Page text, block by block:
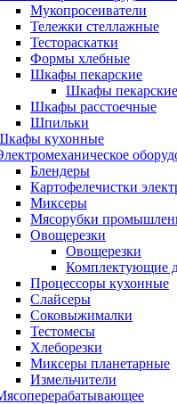
Мукопросеиватели
Тележки стеллажные
Тестораскатки
Формы хлебные
Шкафы пекарские
Шкафы пекарские
Шкафы расстоечные
Шпильки
кухонные
Блендеры
Картофелечистки
Миксеры
Мясорубки
Овощерезки
Овощерезки
Комплектующие
Процессоры кухонные
Слайсеры
Соковыжималки
Тестомесы
Хлеборезки
Миксеры планетарные
Измельчители